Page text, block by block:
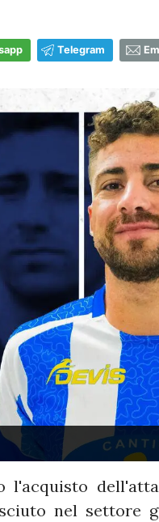
Telegram
l'acquisto
nel settore